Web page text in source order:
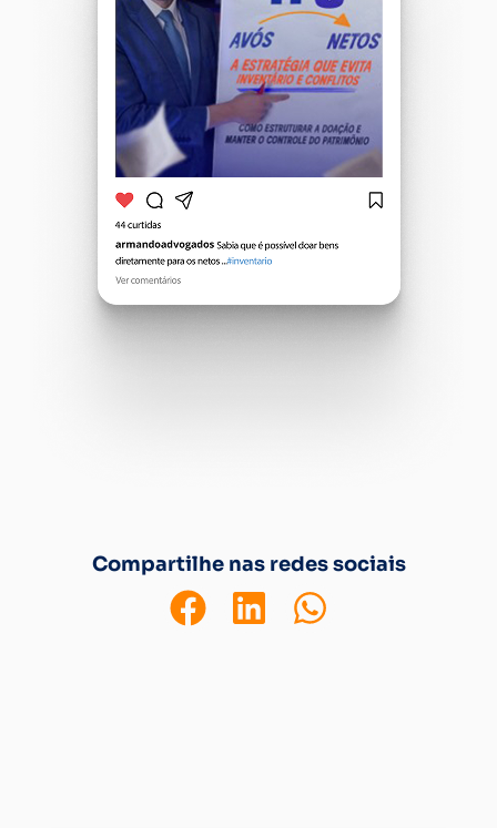
Compartilhe nas redes sociais